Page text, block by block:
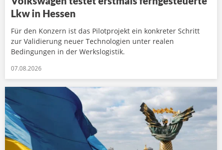
Lkw in Hessen
Für den Konzern ist das Pilotprojekt ein konkreter Schritt
zur Validierung neuer Technologien unter realen
Bedingungen in der Werkslogistik.
07.08.2026